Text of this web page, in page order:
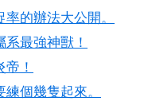
的辦法大公開。
最強神獸！
！
個幾隻起來。